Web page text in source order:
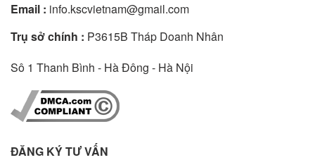
Email : info.kscvietnam@gmail.com
Trụ sở chính : P3615B Tháp Doanh Nhân
Sô 1 Thanh Bình - Hà Đông - Hà Nội
ĐĂNG KÝ TƯ VẤN